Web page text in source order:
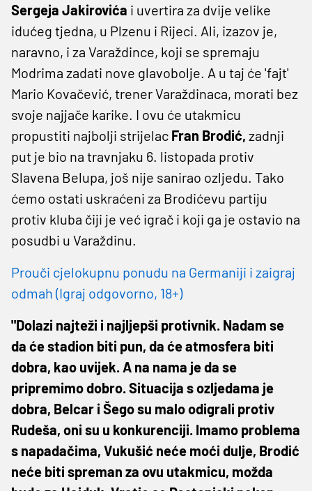
Sergeja Jakirovića i uvertira za dvije velike
idućeg tjedna, u Plzenu i Rijeci. Ali, izazov je,
naravno, i za Varaždince, koji se spremaju
Modrima zadati nove glavobolje. A u taj će 'fajt'
Mario Kovačević, trener Varaždinaca, morati bez
svoje najjače karike. I ovu će utakmicu
propustiti najbolji strijelac Fran Brodić, zadnji
put je bio na travnjaku 6. listopada protiv
Slavena Belupa, još nije sanirao ozljedu. Tako
ćemo ostati uskraćeni za Brodićevu partiju
protiv kluba čiji je već igrač i koji ga je ostavio na
posudbi u Varaždinu.
Prouči cjelokupnu ponudu na Germaniji i zaigraj
odmah (Igraj odgovorno, 18+)
"Dolazi najteži i najljepši protivnik. Nadam se
da će stadion biti pun, da će atmosfera biti
dobra, kao uvijek. A na nama je da se
pripremimo dobro. Situacija s ozljedama je
dobra, Belcar i Šego su malo odigrali protiv
Rudeša, oni su u konkurenciji. Imamo problema
s napadačima, Vukušić neće moći dulje, Brodić
neće biti spreman za ovu utakmicu, možda